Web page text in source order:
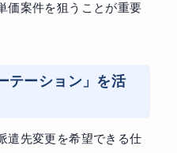
価案件を狙うことが重要
テーション」を活
遣先変更を希望できる仕